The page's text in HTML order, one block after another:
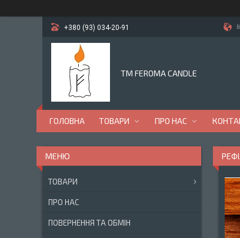
+380 (93) 034-20-91
TM FEROMA CANDLE
ГОЛОВНА ТОВАРИ ПРО НАС
ТОВАРИ
ПРО НАС
ПОВЕРНЕННЯ ТА ОБМІН